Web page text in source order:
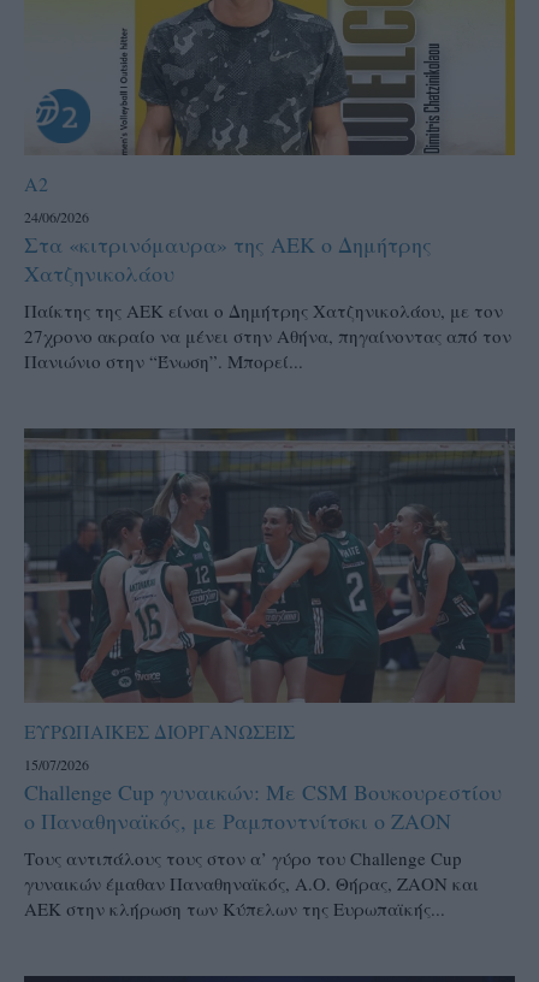
A2
24/06/2026
Στα «κιτρινόμαυρα» της ΑΕΚ ο Δημήτρης
Χατζηνικολάου
Παίκτης της ΑΕΚ είναι ο Δημήτρης Χατζηνικολάου, με τον
27χρονο ακραίο να μένει στην Αθήνα, πηγαίνοντας από τον
Πανιώνιο στην “Ένωση”. Μπορεί...
ΕΥΡΩΠΑΙΚΕΣ ΔΙΟΡΓΑΝΩΣΕΙΣ
15/07/2026
Challenge Cup γυναικών: Με CSM Βουκουρεστίου
ο Παναθηναϊκός, με Ραμποντνίτσκι ο ΖΑΟΝ
Τους αντιπάλους τους στον α’ γύρο του Challenge Cup
γυναικών έμαθαν Παναθηναϊκός, Α.Ο. Θήρας, ΖΑΟΝ και
ΑΕΚ στην κλήρωση των Κύπελων της Ευρωπαϊκής...